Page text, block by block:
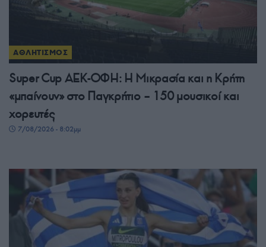
ΑΘΛΗΤΙΣΜΟΣ
Super Cup ΑΕΚ-ΟΦΗ: Η Μικρασία και η Κρήτη
«μπαίνουν» στο Παγκρήτιο – 150 μουσικοί και
χορευτές
7/08/2026 - 8:02μμ